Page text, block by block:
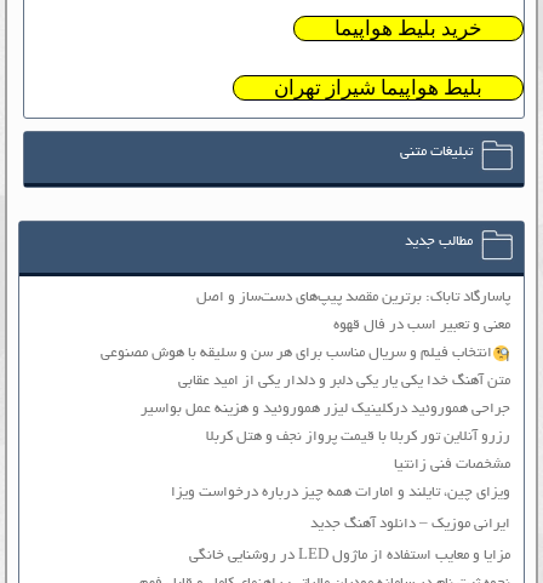
خرید بلیط هواپیما
بلیط هواپیما شیراز تهران
تبلیغات متنی
مطالب جدید
پاسارگاد تاباک: برترین مقصد پیپ‌های دست‌ساز و اصل
معنی و تعبیر اسب در فال قهوه
انتخاب فیلم و سریال مناسب برای هر سن و سلیقه با هوش مصنوعی
متن آهنگ خدا یکی یار یکی دلبر و دلدار یکی از امید عقابی
جراحی هموروئید درکلینیک لیزر هموروئید و هزینه عمل بواسیر
رزرو آنلاین تور کربلا با قیمت پرواز نجف و هتل کربلا
مشخصات فنی زانتیا
ویزای چین، تایلند و امارات همه چیز درباره درخواست ویزا
ایرانی موزیک – دانلود آهنگ جدید
مزایا و معایب استفاده از ماژول LED در روشنایی خانگی